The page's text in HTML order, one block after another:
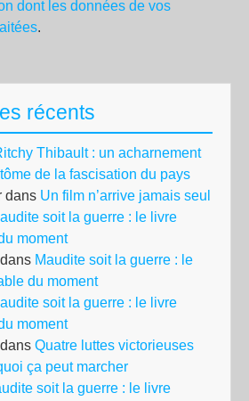
dont les données de vos
.
récents
Thibault : un acharnement
de la fascisation du pays
dans Un film n’arrive jamais seul
soit la guerre : le livre
moment
dans Maudite soit la guerre : le
du moment
soit la guerre : le livre
moment
dans Quatre luttes victorieuses
ça peut marcher
soit la guerre : le livre